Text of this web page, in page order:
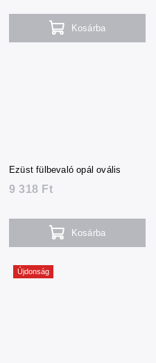
Kosárba
Ezüst fülbevaló opál ovális
9 318 Ft
Kosárba
Újdonság